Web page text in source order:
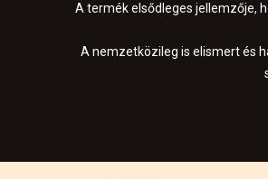
A termék elsődleges jellemzője,
A nemzetközileg is elismert és